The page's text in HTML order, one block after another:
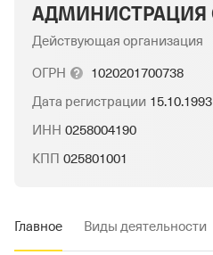
Действующая организация
ОГРН
1020201700738
Дата регистрации 15.10.1993
ИНН 0258004190
КПП 025801001
Главное Виды деятельности